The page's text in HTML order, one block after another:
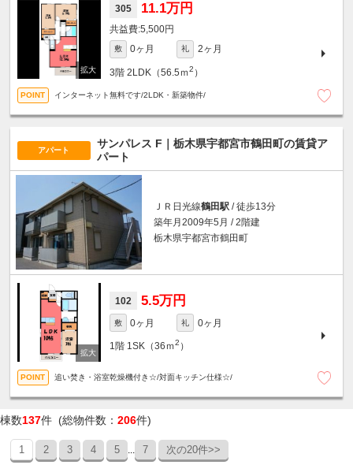
305 11.1万円
5,500円
敷 0ヶ月 礼 2ヶ月
3階 2LDK（56.5ｍ2 ）
インターネット無料です/2LDK・新築物件/
アパート
サンパレス F｜栃木県宇都宮市鶴田町の賃貸ア
パート
ＪＲ日光線鶴田駅 / 徒歩13分
築年月2009年5月 / 2階建
栃木県宇都宮市鶴田町
102 5.5万円
敷 0ヶ月 礼 0ヶ月
1階 1SK（36ｍ2 ）
追い焚き・浴室乾燥機付き☆/対面キッチン仕様☆/
棟数137件 (総物件数： 206件)
1 2 3 4 5 7 次の20件>>